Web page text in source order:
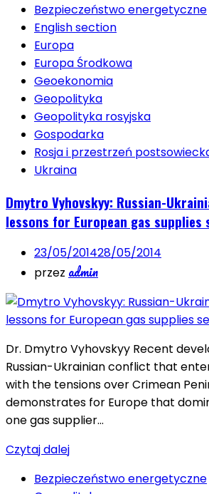
Bezpieczeństwo energetyczne
English section
Europa
Europa Środkowa
Geoekonomia
Geopolityka
Geopolityka rosyjska
Gospodarka
Rosja i przestrzeń
Ukraina
Dmytro Vyhovskyy: Russian-
lessons for European gas supplies
23/05/201428/05/2014
przez admin
Dr. Dmytro Vyhovskyy Recent
Russian-Ukrainian conflict that
with the tensions over Crimean
demonstrates for Europe that
one gas supplier…
Czytaj dalej
Bezpieczeństwo energetyczne